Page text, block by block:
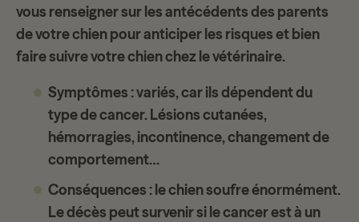
vous renseigner sur les antécédents des parents
de votre chien pour anticiper les risques et bien
faire suivre votre chien chez le vétérinaire.
Symptômes : variés, car ils dépendent du
type de cancer. Lésions cutanées,
hémorragies, incontinence, changement de
comportement…
Conséquences : le chien soufre énormément.
Le décès peut survenir si le cancer est à un